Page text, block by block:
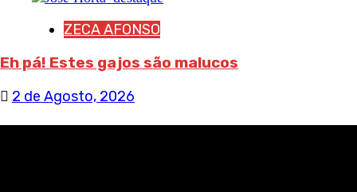
ZECA AFONSO
Eh pá! Estes gajos são malucos
2 de Agosto, 2026